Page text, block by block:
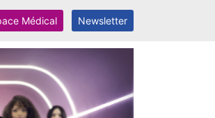
Médical Newsletter